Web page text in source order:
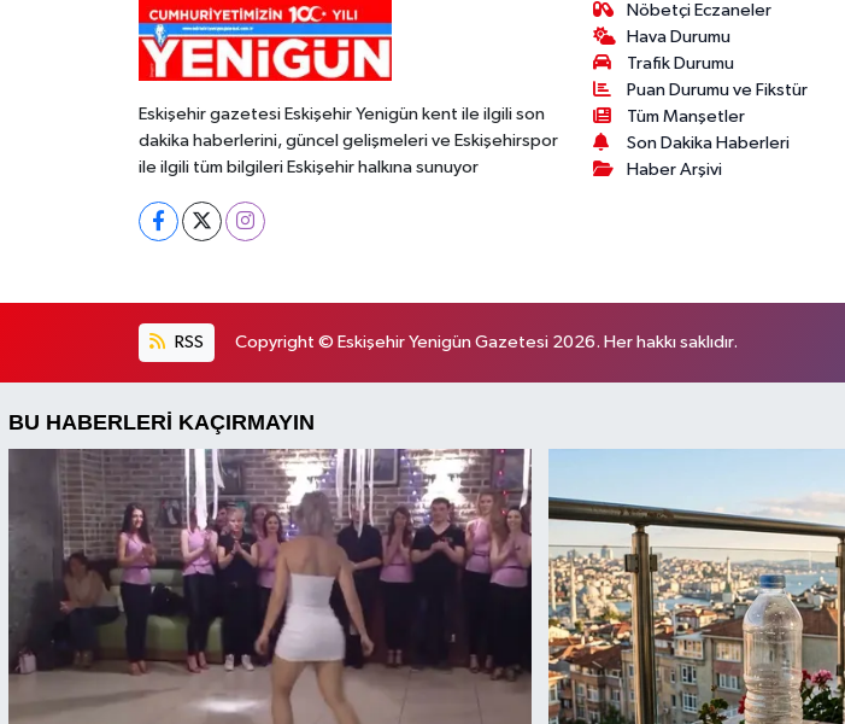
Eskişehir gazetesi Eskişehir Yenigün kent ile ilgili son
dakika haberlerini, güncel gelişmeleri ve Eskişehirspor
ile ilgili tüm bilgileri Eskişehir halkına sunuyor
Nöbetçi Eczaneler
Hava Durumu
Trafik Durumu
Puan Durumu ve Fikstür
Tüm Manşetler
Son Dakika Haberleri
Haber Arşivi
RSS Copyright © Eskişehir Yenigün Gazetesi 2026. Her hakkı saklıdır.